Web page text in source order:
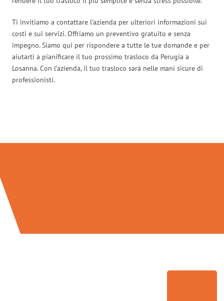
Ti invitiamo a contattare l’azienda per ulteriori informazioni sui
costi e sui servizi. Offriamo un preventivo gratuito e senza
impegno. Siamo qui per rispondere a tutte le tue domande e per
aiutarti a pianificare il tuo prossimo trasloco da Perugia a
Losanna. Con l’azienda, il tuo trasloco sarà nelle mani sicure di
professionisti.